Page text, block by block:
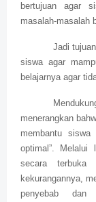
bertujuan agar
masalah-masalah
Jadi
siswa agar
belajarnya agar
menerangkan
membantu siswa
optimal”. Melalui
secara terbuka
kekurangannya,
penyebab dan